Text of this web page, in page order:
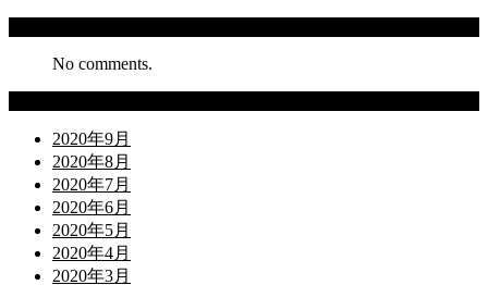
No comments.
2020年9月
2020年8月
2020年7月
2020年6月
2020年5月
2020年4月
2020年3月